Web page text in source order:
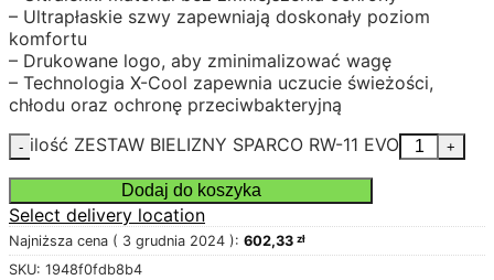
– Ultrapłaskie szwy zapewniają doskonały poziom
komfortu
– Drukowane logo, aby zminimalizować wagę
– Technologia X-Cool zapewnia uczucie świeżości,
chłodu oraz ochronę przeciwbakteryjną
ilość ZESTAW BIELIZNY SPARCO RW-11 EVO
Dodaj do koszyka
Select delivery location
Najniższa cena ( 3 grudnia 2024 ): 602,33 zł
SKU: 1948f0fdb8b4